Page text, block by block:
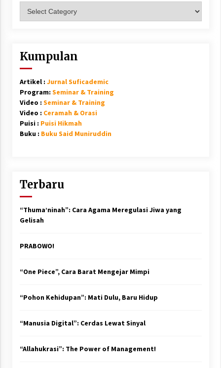
Kumpulan
Artikel : Jurnal Suficademic
Program: Seminar & Training
Video : Seminar & Training
Video : Ceramah & Orasi
Puisi : Puisi Hikmah
Buku : Buku Said Muniruddin
Terbaru
“Thuma’ninah”: Cara Agama Meregulasi Jiwa yang
Gelisah
PRABOWO!
“One Piece”, Cara Barat Mengejar Mimpi
“Pohon Kehidupan”: Mati Dulu, Baru Hidup
“Manusia Digital”: Cerdas Lewat Sinyal
“Allahukrasi”: The Power of Management!